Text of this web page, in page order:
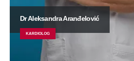
Dr Aleksandra Aranđelović
KARDIOLOG